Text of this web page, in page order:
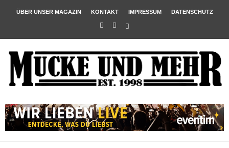
ÜBER UNSER MAGAZIN KONTAKT IMPRESSUM DATENSCHUTZ